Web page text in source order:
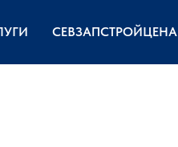
СЕВЗАПСТРОЙЦЕНА